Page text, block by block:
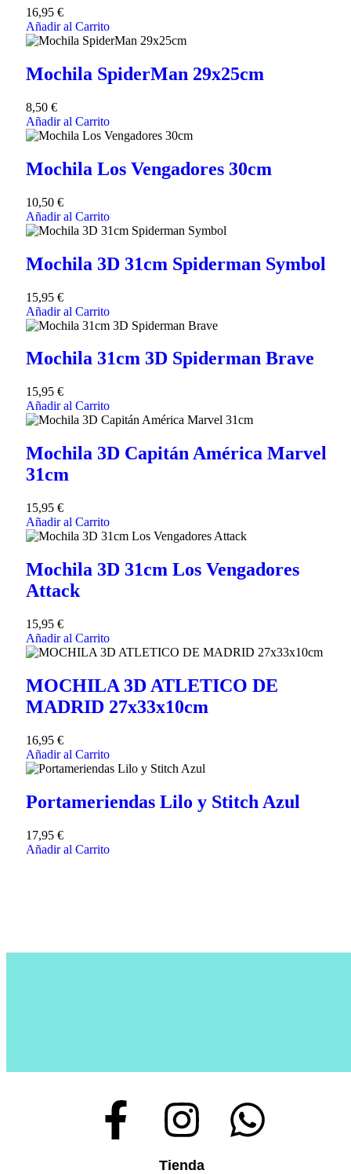
16,95 €
Añadir al Carrito
Mochila SpiderMan 29x25cm
8,50 €
Añadir al Carrito
Mochila Los Vengadores 30cm
10,50 €
Añadir al Carrito
Mochila 3D 31cm Spiderman Symbol
15,95 €
Añadir al Carrito
Mochila 31cm 3D Spiderman Brave
15,95 €
Añadir al Carrito
Mochila 3D Capitán América Marvel
31cm
15,95 €
Añadir al Carrito
Mochila 3D 31cm Los Vengadores
Attack
15,95 €
Añadir al Carrito
MOCHILA 3D ATLETICO DE
MADRID 27x33x10cm
16,95 €
Añadir al Carrito
Portameriendas Lilo y Stitch Azul
17,95 €
Añadir al Carrito
Tienda